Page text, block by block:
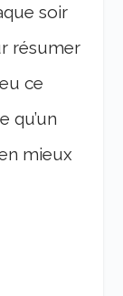
soir
résumer
ce
qu’un
mieux